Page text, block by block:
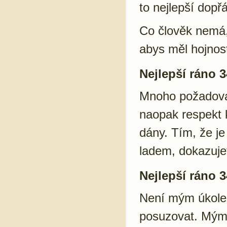
to nejlepší
Co člověk
abys měl
Nejlepší ráno
Mnoho
naopak respekt
dány. Tím, že
ladem,
Nejlepší ráno
Není mým
posuzovat.